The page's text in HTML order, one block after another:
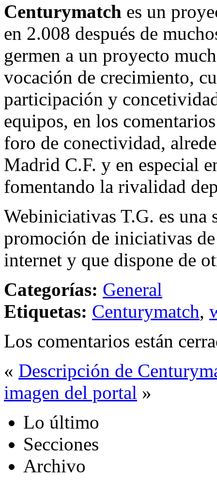
Centurymatch es un
en 2.008 después de
germen a un proyecto
vocación de crecimiento,
participación y
equipos, en los
foro de conectividad,
Madrid C.F. y en especial
fomentando la rivalidad
Webiniciativas T.G. es una
promoción de iniciativas
internet y que dispone de
Categorías: General
Etiquetas: Centurymatch,
Los comentarios están
« Descripción de
imagen del portal »
Lo último
Secciones
Archivo